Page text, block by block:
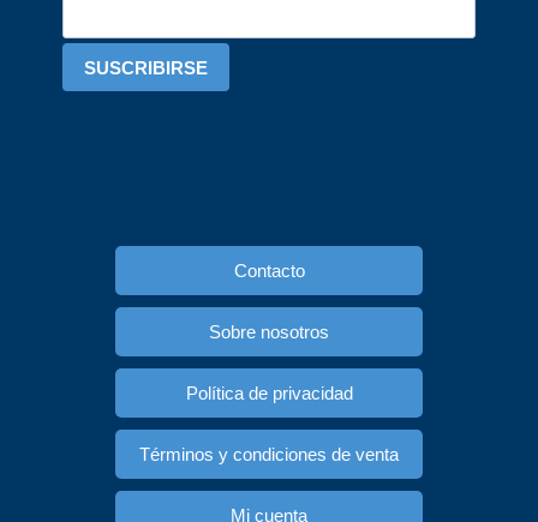
SUSCRIBIRSE
Contacto
Sobre nosotros
Política de privacidad
Términos y condiciones de venta
Mi cuenta